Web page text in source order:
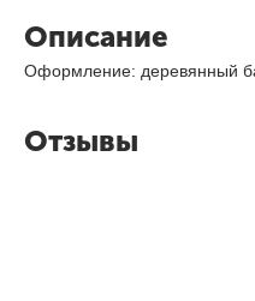
Описание
Оформление: деревянный
Отзывы